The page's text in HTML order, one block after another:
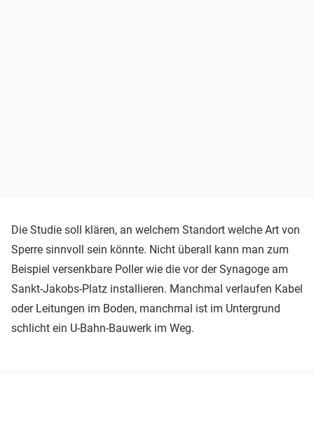
Die Studie soll klären, an welchem Standort welche Art von
Sperre sinnvoll sein könnte. Nicht überall kann man zum
Beispiel versenkbare Poller wie die vor der Synagoge am
Sankt-Jakobs-Platz installieren. Manchmal verlaufen Kabel
oder Leitungen im Boden, manchmal ist im Untergrund
schlicht ein U-Bahn-Bauwerk im Weg.